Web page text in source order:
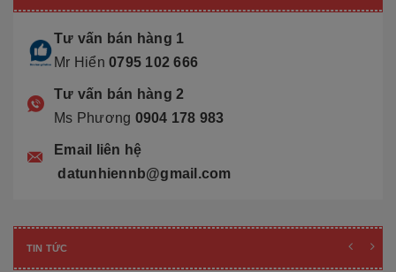
Tư vấn bán hàng 1
Mr Hiển 0795 102 666
Tư vấn bán hàng 2
Ms Phương 0904 178 983
Email liên hệ
datunhiennb@gmail.com
TIN TỨC